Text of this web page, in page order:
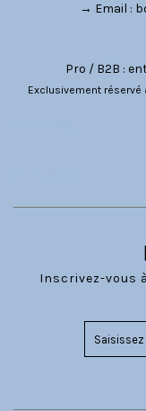
→ Email :
Pro / B2B :
Exclusivement réservé
Inscrivez-vous